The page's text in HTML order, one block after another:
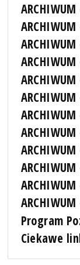
Program
Ciekawe